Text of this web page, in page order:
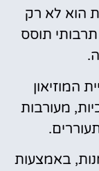
הוא לא רק
תוסס
המוזיאון
מעורבות
באמצעות